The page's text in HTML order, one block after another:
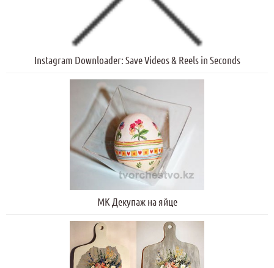
Instagram Downloader: Save Videos & Reels in Seconds
МК Декупаж на яйце